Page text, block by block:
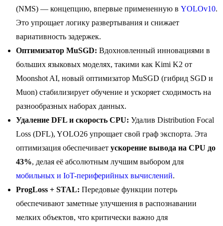
(NMS) — концепцию, впервые примененную в YOLOv10.
Это упрощает логику развертывания и снижает
вариативность задержек.
Оптимизатор MuSGD: Вдохновленный инновациями в
больших языковых моделях, такими как Kimi K2 от
Moonshot AI, новый оптимизатор MuSGD (гибрид SGD и
Muon) стабилизирует обучение и ускоряет сходимость на
разнообразных наборах данных.
Удаление DFL и скорость CPU: Удалив Distribution Focal
Loss (DFL), YOLO26 упрощает свой граф экспорта. Эта
оптимизация обеспечивает ускорение вывода на CPU до
43%, делая её абсолютным лучшим выбором для
мобильных и IoT-периферийных вычислений.
ProgLoss + STAL: Передовые функции потерь
обеспечивают заметные улучшения в распознавании
мелких объектов, что критически важно для